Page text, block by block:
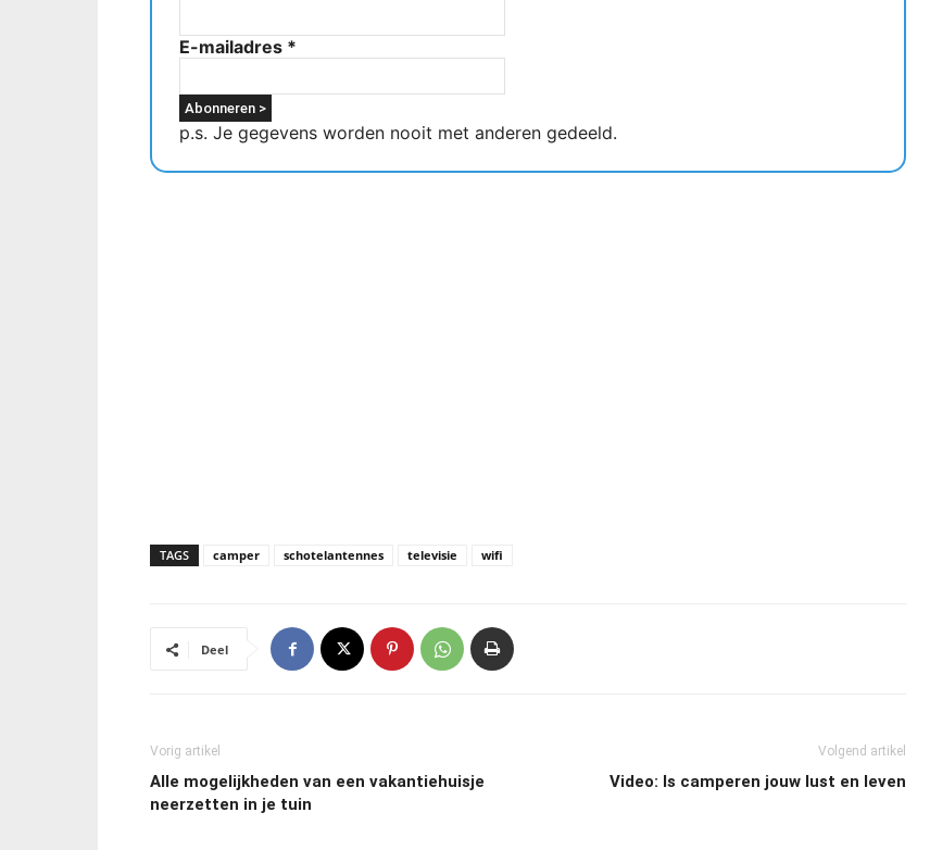
E-mailadres *
p.s. Je gegevens worden nooit met anderen gedeeld.
TAGS camper schotelantennes televisie wifi
Deel
Vorig artikel
Alle mogelijkheden van een vakantiehuisje
neerzetten in je tuin
Volgend artikel
Video: Is camperen jouw lust en leven